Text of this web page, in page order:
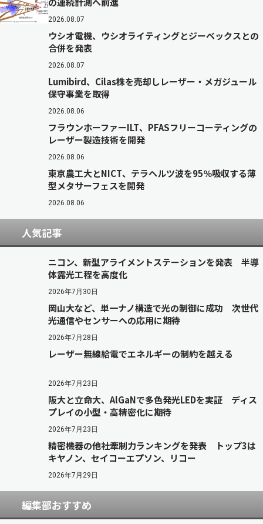
2026.08.07
ウシオ電機、ウシオライティングとジーベックスとの
合併を発表
2026.08.07
Lumibird、Cilas株を売却しレーザー・メガジュール
保守事業を取得
2026.08.06
フラウンホーファーILT、PFASフリーコーティングの
レーザー製造技術を開発
2026.08.06
東京農工大とNICT、テラヘルツ波を95％吸収する薄
型メタサーフェスを開発
2026.08.06
人気記事
ニコン、新型アライメントステーションを発表 半導
体露光工程を高度化
2026年7月30日
岡山大など、単一ナノ構造で光の制御に成功 次世代
光通信やセンサーへの応用に期待
2026年7月28日
レーザー無線給電でエネルギーの制約を越える
2026年7月23日
阪大と立命大、AlGaNで多色発光LEDを実証 ディス
プレイの小型・高精密化に期待
2026年7月23日
精密機器の他社牽制力ランキングを発表 トップ3は
キヤノン、セイコーエプソン、リコー
2026年7月29日
編集部おすすめ